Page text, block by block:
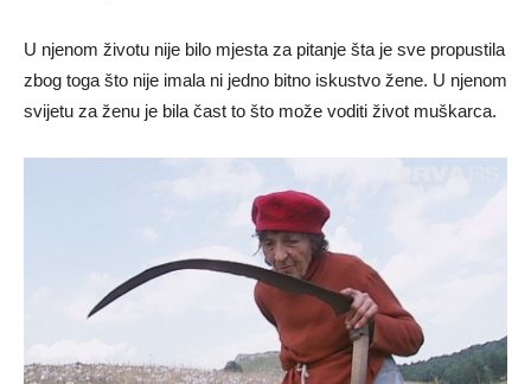
U njenom životu nije bilo mjesta za pitanje šta je sve propustila
zbog toga što nije imala ni jedno bitno iskustvo žene. U njenom
svijetu za ženu je bila čast to što može voditi život muškarca.